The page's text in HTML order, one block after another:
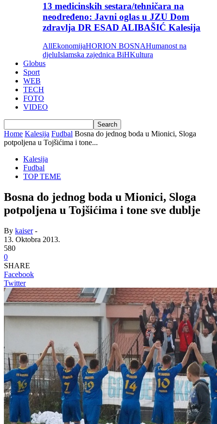
13 medicinskih sestara/tehničara na
neodređeno: Javni oglas u JZU Dom
zdravlja DR ESAD ALIBAŠIĆ Kalesija
AllEkonomijaHORION BOSNAHumanost na
djeluIslamska zajednica BiHKultura
Globus
Sport
WEB
TECH
FOTO
VIDEO
Home Kalesija Fudbal Bosna do jednog boda u Mionici, Sloga
potpoljena u Tojšićima i tone...
Kalesija
Fudbal
TOP TEME
Bosna do jednog boda u Mionici, Sloga
potpoljena u Tojšićima i tone sve dublje
By kaiser-
13. Oktobra 2013.
580
0
SHARE
Facebook
Twitter